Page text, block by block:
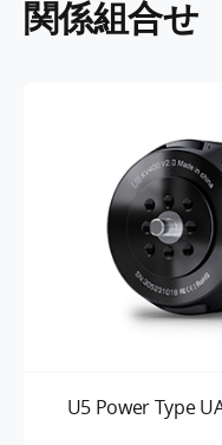
関係組合せ
U5 Power Type